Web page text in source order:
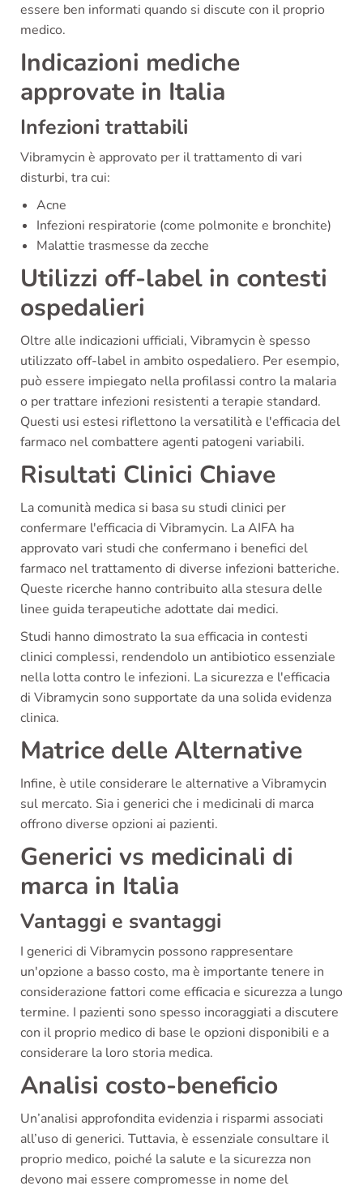
essere ben informati quando si discute con il proprio
medico.
Indicazioni mediche
approvate in Italia
Infezioni trattabili
Vibramycin è approvato per il trattamento di vari
disturbi, tra cui:
Acne
Infezioni respiratorie (come polmonite e bronchite)
Malattie trasmesse da zecche
Utilizzi off-label in contesti
ospedalieri
Oltre alle indicazioni ufficiali, Vibramycin è spesso
utilizzato off-label in ambito ospedaliero. Per esempio,
può essere impiegato nella profilassi contro la malaria
o per trattare infezioni resistenti a terapie standard.
Questi usi estesi riflettono la versatilità e l'efficacia del
farmaco nel combattere agenti patogeni variabili.
Risultati Clinici Chiave
La comunità medica si basa su studi clinici per
confermare l'efficacia di Vibramycin. La AIFA ha
approvato vari studi che confermano i benefici del
farmaco nel trattamento di diverse infezioni batteriche.
Queste ricerche hanno contribuito alla stesura delle
linee guida terapeutiche adottate dai medici.
Studi hanno dimostrato la sua efficacia in contesti
clinici complessi, rendendolo un antibiotico essenziale
nella lotta contro le infezioni. La sicurezza e l'efficacia
di Vibramycin sono supportate da una solida evidenza
clinica.
Matrice delle Alternative
Infine, è utile considerare le alternative a Vibramycin
sul mercato. Sia i generici che i medicinali di marca
offrono diverse opzioni ai pazienti.
Generici vs medicinali di
marca in Italia
Vantaggi e svantaggi
I generici di Vibramycin possono rappresentare
un'opzione a basso costo, ma è importante tenere in
considerazione fattori come efficacia e sicurezza a lungo
termine. I pazienti sono spesso incoraggiati a discutere
con il proprio medico di base le opzioni disponibili e a
considerare la loro storia medica.
Analisi costo-beneficio
Un’analisi approfondita evidenzia i risparmi associati
all’uso di generici. Tuttavia, è essenziale consultare il
proprio medico, poiché la salute e la sicurezza non
devono mai essere compromesse in nome del